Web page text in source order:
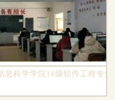
息科学学院18级软件工程专